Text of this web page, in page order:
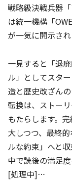
戦略級決戦兵器
は統一機構「
が一気に開示され
一見すると「退
ル」としてスタ
造と歴史改ざん
転換は、ストー
もたらします。
大しつつ、最終
ルな約束」へと
中で読後の満足
[処理中]…